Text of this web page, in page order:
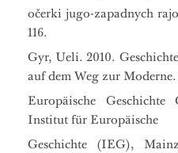
očerki jugo-zapadnych
116.
Gyr, Ueli. 2010.
auf dem Weg zur
Europäische
Institut für Europäische
Geschichte (IEG), Mainz